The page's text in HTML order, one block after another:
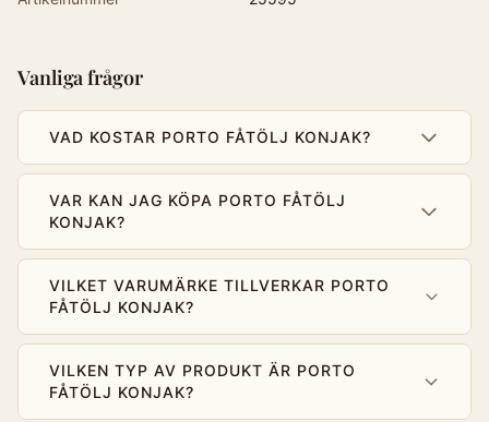
Vanliga frågor
VAD KOSTAR PORTO FÅTÖLJ KONJAK?
VAR KAN JAG KÖPA PORTO FÅTÖLJ
KONJAK?
VILKET VARUMÄRKE TILLVERKAR PORTO
FÅTÖLJ KONJAK?
VILKEN TYP AV PRODUKT ÄR PORTO
FÅTÖLJ KONJAK?